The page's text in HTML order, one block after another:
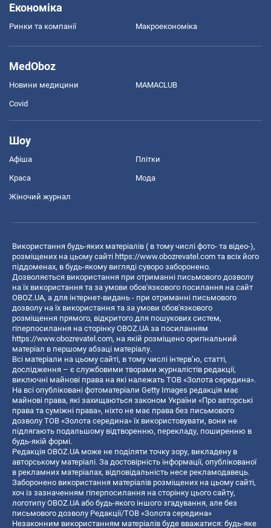
Економіка
Ринки та компанії Макроекономіка
MedOboz
Новини медицини MAMACLUB
Covid
Шоу
Афіша Плітки
Краса Мода
Жіночий журнал
Використання будь-яких матеріалів ( в тому числі фото- та відео-),
розміщених на цьому сайті https://www.obozrevatel.com та всіх його
піддоменах, в будь-якому вигляді суворо заборонено.
Дозволяється використання при отриманні письмового дозволу
на їх використання та за умови обов'язкового посилання на сайт
OBOZ.UA, а для інтернет-видань - при отриманні письмового
дозволу на їх використання та за умови обов'язкового
розміщення прямого, відкритого для пошукових систем,
гіперпосилання на сторінку OBOZ.UA за посиланням
https://www.obozrevatel.com, на якій розміщено оригінальний
матеріал в першому абзаці матеріалу.
Всі матеріали на цьому сайті, в тому числі інтерв’ю, статті,
дослідження – є службовими творами журналістів редакції,
виключні майнові права на які належать ТОВ «Золота середина».
На всі опубліковані фотоматеріали Getty Images редакція має
майнові права, які захищаються законом України «Про авторські
права та суміжні права», ніхто не має права без письмового
дозволу ТОВ «Золота середина» їх використовувати, вони не
підлягають подальшому відтворенню, перекладу, поширенню в
будь-якій формі.
Редакція OBOZ.UA може не поділяти точку зору, викладену в
авторському матеріалі. За достовірність інформації, опублікованої
в рекламних матеріалах, відповідальність несе рекламодавець.
Заборонено використання матеріалів розміщених на цьому сайті,
хоч із зазначенням гіперпосилання на сторінку цього сайту,
логотипу OBOZ.UA або будь-якого іншого згадування, але без
письмового дозволу Редакції/ТОВ «Золота середина»
Незаконним використанням матеріалів буде вважатися: будь-яке